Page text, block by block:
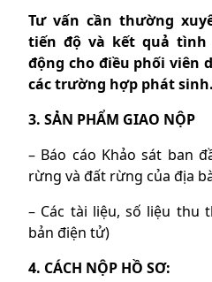
Tư vấn cần thường
tiến độ và kết quả
động cho điều phối viên
các trường hợp phát sinh.
3. SẢN PHẨM GIAO NỘP
– Báo cáo Khảo sát ban
rừng và đất rừng của địa
– Các tài liệu, số liệu thu
bản điện tử)
4. CÁCH NỘP HỒ SƠ: